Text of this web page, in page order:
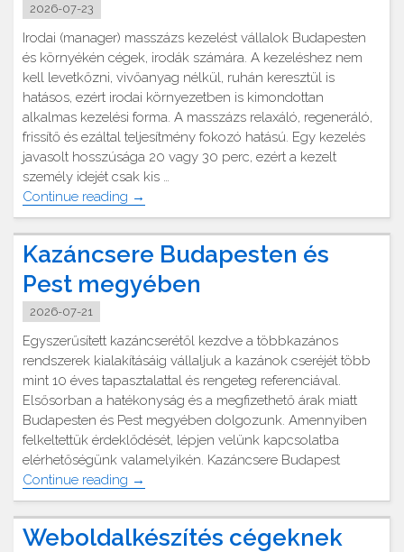
2026-07-23
Irodai (manager) masszázs kezelést vállalok Budapesten
és környékén cégek, irodák számára. A kezeléshez nem
kell levetkőzni, vivőanyag nélkül, ruhán keresztül is
hatásos, ezért irodai környezetben is kimondottan
alkalmas kezelési forma. A masszázs relaxáló, regeneráló,
frissítő és ezáltal teljesítmény fokozó hatású. Egy kezelés
javasolt hosszúsága 20 vagy 30 perc, ezért a kezelt
személy idejét csak kis …
Continue reading "Irodai
masszázs
Budapesten
és
környékén"
→
Kazáncsere Budapesten és
Pest megyében
2026-07-21
Egyszerűsített kazáncserétől kezdve a többkazános
rendszerek kialakításáig vállaljuk a kazánok cseréjét több
mint 10 éves tapasztalattal és rengeteg referenciával.
Elsősorban a hatékonyság és a megfizethető árak miatt
Budapesten és Pest megyében dolgozunk. Amennyiben
felkeltettük érdeklődését, lépjen velünk kapcsolatba
elérhetőségünk valamelyikén. Kazáncsere Budapest
Continue reading "Kazáncsere
Budapesten
és
Pest
→
Weboldalkészítés cégeknek